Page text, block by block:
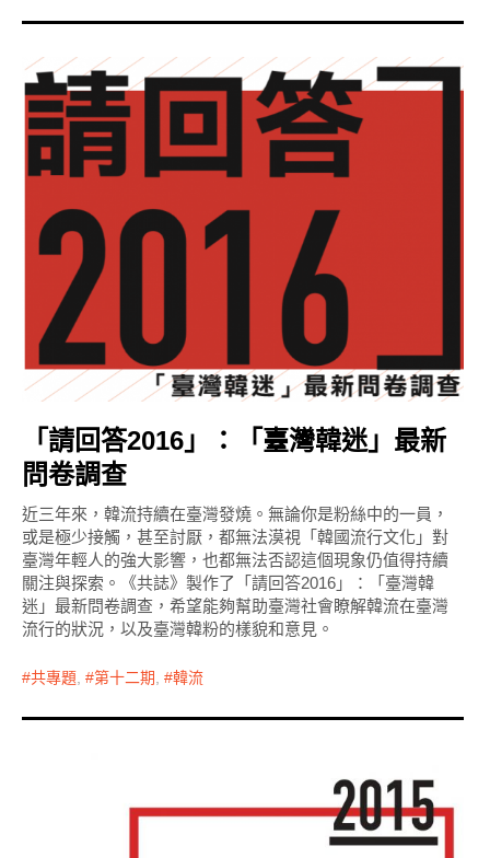
「請回答2016」：「臺灣韓迷」最新
問卷調查
近三年來，韓流持續在臺灣發燒。無論你是粉絲中的一員，
或是極少接觸，甚至討厭，都無法漠視「韓國流行文化」對
臺灣年輕人的強大影響，也都無法否認這個現象仍值得持續
關注與探索。《共誌》製作了「請回答2016」：「臺灣韓
迷」最新問卷調查，希望能夠幫助臺灣社會瞭解韓流在臺灣
流行的狀況，以及臺灣韓粉的樣貌和意見。
共專題, 第十二期, 韓流